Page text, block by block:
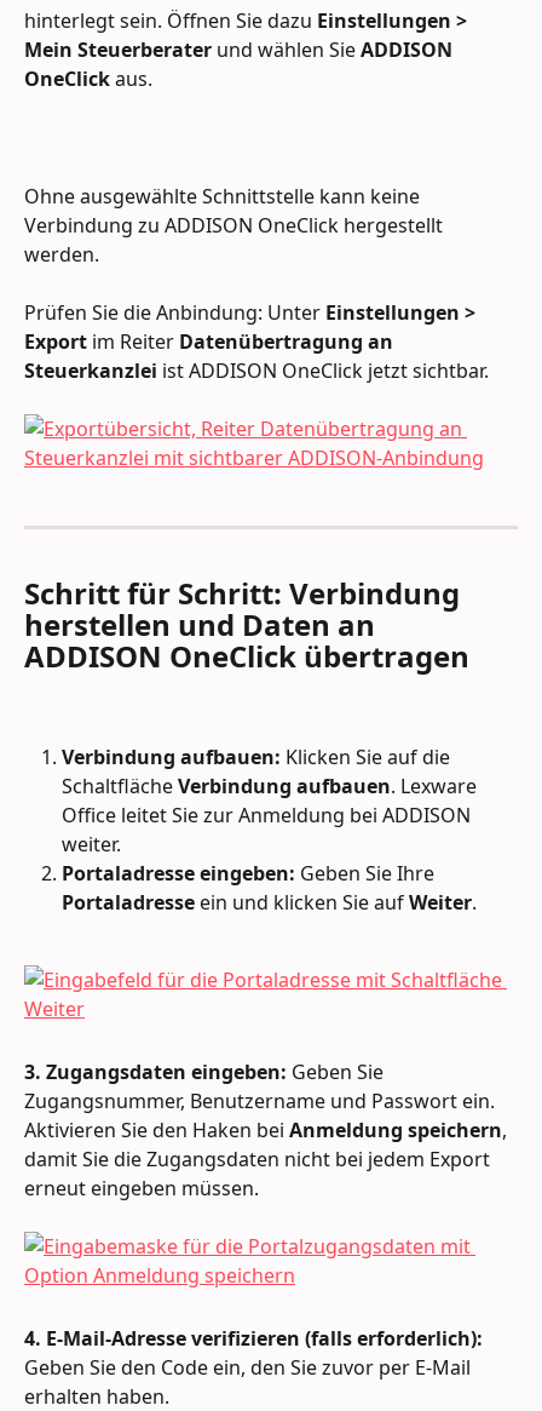
hinterlegt sein. Öffnen Sie dazu Einstellungen >
Mein Steuerberater und wählen Sie ADDISON
OneClick aus.
Ohne ausgewählte Schnittstelle kann keine
Verbindung zu ADDISON OneClick hergestellt
werden.
Prüfen Sie die Anbindung: Unter Einstellungen >
Export im Reiter Datenübertragung an
Steuerkanzlei ist ADDISON OneClick jetzt sichtbar.
Schritt für Schritt: Verbindung
herstellen und Daten an
ADDISON OneClick übertragen
Verbindung aufbauen: Klicken Sie auf die
Schaltfläche Verbindung aufbauen. Lexware
Office leitet Sie zur Anmeldung bei ADDISON
weiter.
Portaladresse eingeben: Geben Sie Ihre
Portaladresse ein und klicken Sie auf Weiter.
3. Zugangsdaten eingeben: Geben Sie
Zugangsnummer, Benutzername und Passwort ein.
Aktivieren Sie den Haken bei Anmeldung speichern,
damit Sie die Zugangsdaten nicht bei jedem Export
erneut eingeben müssen.
4. E-Mail-Adresse verifizieren (falls erforderlich):
Geben Sie den Code ein, den Sie zuvor per E-Mail
erhalten haben.